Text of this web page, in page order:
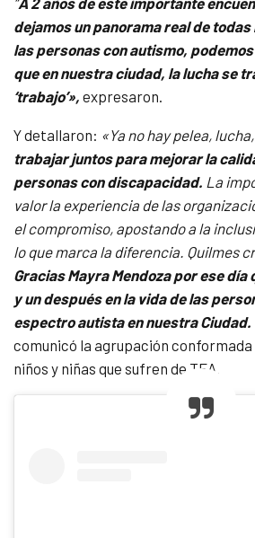
dejamos un panorama real de
las personas con autismo,
que en nuestra ciudad, la lucha se
‘trabajo’», expresaron.
Y detallaron: «Ya no hay pelea,
trabajar juntos para mejorar la
personas con discapacidad. La
valor la experiencia de las
el compromiso, apostando a la
lo que marca la diferencia. Quilmes
Gracias Mayra Mendoza por ese día
y un después en la vida de las
espectro autista en nuestra Ciudad.
comunicó la agrupación
niños y niñas que sufren de TEA.